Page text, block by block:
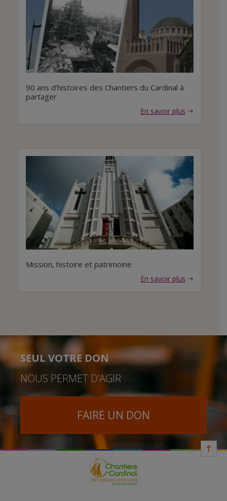
90 ans d’histoires des Chantiers du Cardinal à
partager
En savoir plus
Mission, histoire et patrimoine
En savoir plus
SEUL VOTRE DON
NOUS PERMET D’AGIR
FAIRE UN DON